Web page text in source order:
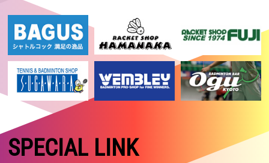
SPECIAL LINK